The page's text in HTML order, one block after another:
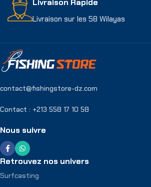
Livraison Rapide
Livraison sur les 58 Wilayas
contact@fishingstore-dz.com
Contact : +213 558 17 10 58
Nous suivre
Retrouvez nos univers
Surfcasting